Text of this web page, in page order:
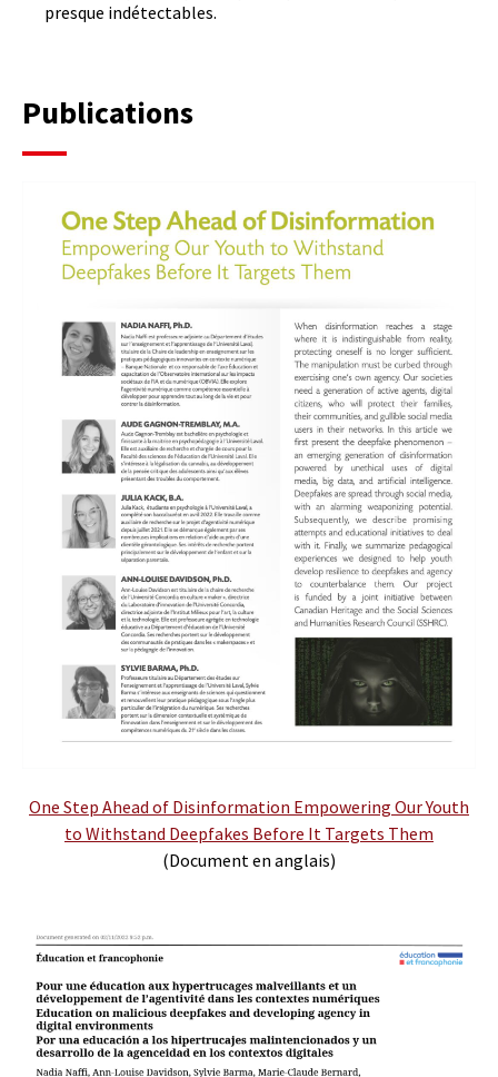
presque indétectables.
Publications
One Step Ahead of Disinformation Empowering Our Youth
to Withstand Deepfakes Before It Targets Them
(Document en anglais)